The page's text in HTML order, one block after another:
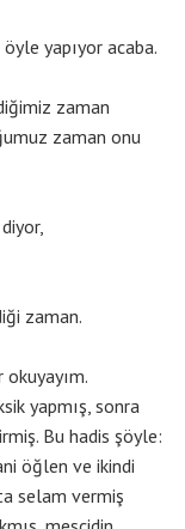
yapıyor acaba.
zaman
zaman onu
zaman.
yapmış, sonra
Bu hadis şöyle:
öğlen ve ikindi
selam vermiş